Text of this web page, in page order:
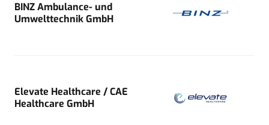
BINZ Ambulance- und
Umwelttechnik GmbH
Elevate Healthcare / CAE
Healthcare GmbH